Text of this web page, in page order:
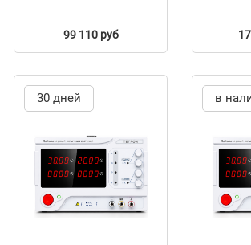
99 110 руб
30 дней в